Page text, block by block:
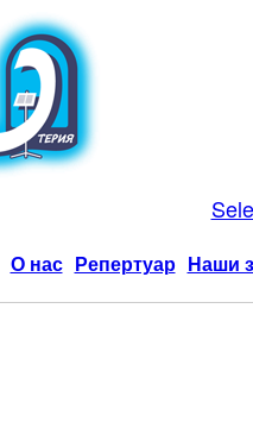
О нас Репертуар Наши